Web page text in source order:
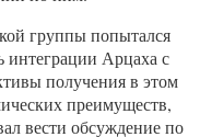
группы попытался
интеграции Арцаха с
получения в этом
преимуществ,
вести обсуждение по